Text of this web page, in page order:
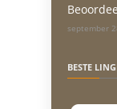
september
BESTE